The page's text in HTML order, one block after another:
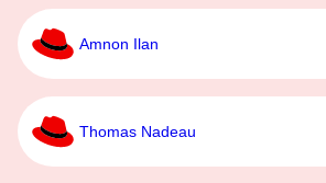
Amnon Ilan
Thomas Nadeau